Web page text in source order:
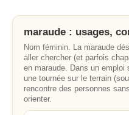
maraude : usages,
Nom féminin. La maraude
aller chercher (et parfois
en maraude. Dans un emploi
une tournée sur le terrain
rencontre des personnes
orienter.